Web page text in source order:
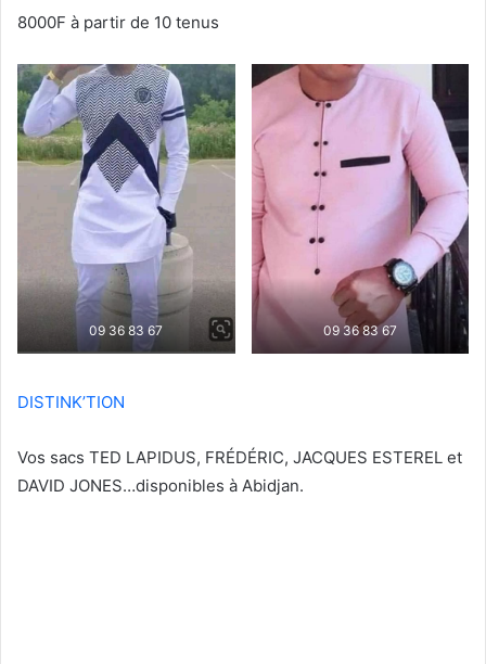
8000F à partir de 10 tenus
09 36 83 67 09 36 83 67
DISTINK’TION
Vos sacs TED LAPIDUS, FRÉDÉRIC, JACQUES ESTEREL et
DAVID JONES…disponibles à Abidjan.